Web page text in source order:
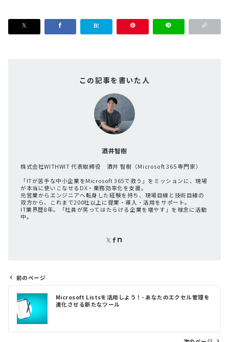
この記事を書いた人
酒井智樹
株式会社WITHWIT 代表取締役 酒井 智樹（Microsoft 365 専門家）
「ITが苦手な中小企業をMicrosoft 365で救う」をミッションに、現場
が本当に使いこなせるDX・業務効率化を支援。
元営業からエンジニアへ転身した経験を持ち、現場目線と技術目線の
双方から、これまで200社以上に提案・導入・活用をサポート。
IT業界歴8年。「社員が笑ってはたらける企業を増やす」を理念に活動
中。
ゲ
前のページ
Microsoft Listsを活用しよう！- あなたのエクセル管理を
進化させる新たなツール